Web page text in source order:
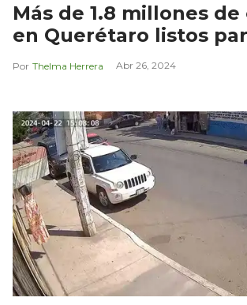
Más de 1.8 millones
en Querétaro listos
Thelma Herrera Abr 26, 2024